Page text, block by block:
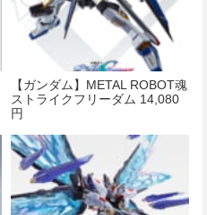
【ガンダム】METAL ROBOT魂
ストライクフリーダム 14,080
円